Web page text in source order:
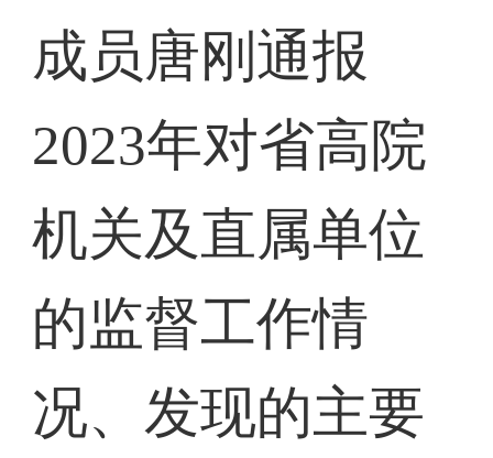
成员唐刚通报
2023年对省高院
机关及直属单位
的监督工作情
况、发现的主要